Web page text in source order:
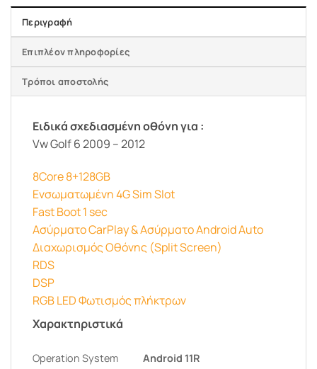
Περιγραφή
Επιπλέον πληροφορίες
Τρόποι αποστολής
Ειδικά σχεδιασμένη οθόνη για :
Vw Golf 6 2009 – 2012
8Core 8+128GB
Ενσωματωμένη 4G Sim Slot
Fast Boot 1 sec
Ασύρματο CarPlay & Ασύρματο Android Auto
Διαχωρισμός Οθόνης (Split Screen)
RDS
DSP
RGB LED Φωτισμός πλήκτρων
Χαρακτηριστικά
Operation System Android 11R